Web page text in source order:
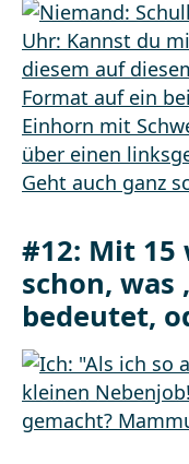
#12: Mit 15
schon, was
bedeutet,